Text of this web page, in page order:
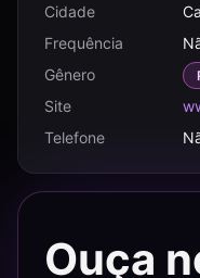
Cidade
Frequência
Gênero
Site
Telefone
Ouça